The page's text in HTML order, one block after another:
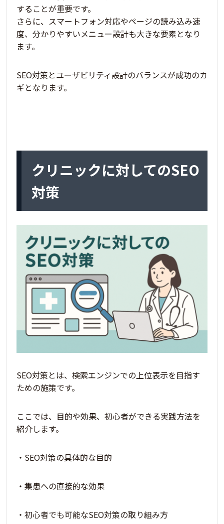
することが重要です。
さらに、スマートフォン対応やページの読み込み速
度、分かりやすいメニュー設計も大きな要素となり
ます。
SEO対策とユーザビリティ設計のバランスが成功のカ
ギとなります。
クリニックに対してのSEO
対策
SEO対策とは、検索エンジンでの上位表示を目指す
ための施策です。
ここでは、目的や効果、初心者ができる実践方法を
紹介します。
・SEO対策の具体的な目的
・集患への直接的な効果
・初心者でも可能なSEO対策の取り組み方